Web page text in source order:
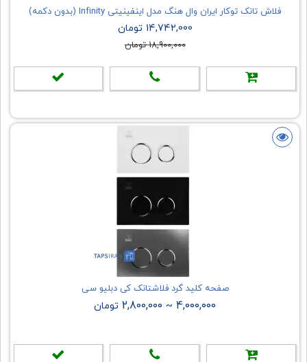
فلاش تانک توکار ایران وال هنگ مدل اینفینیتی Infinity (بدون دکمه)
14,742,000 تومان
18,900,000 تومان
صفحه کلید گرد فلاشتانک کی دبلیو سی
4,000,000
~
2,800,000تومان